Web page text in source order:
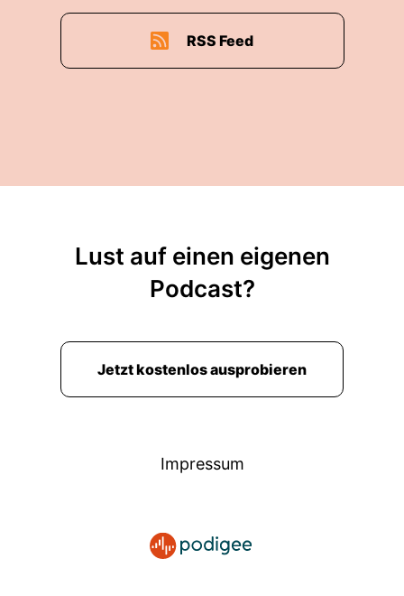
RSS Feed
Lust auf einen eigenen
Podcast?
Jetzt kostenlos ausprobieren
Impressum